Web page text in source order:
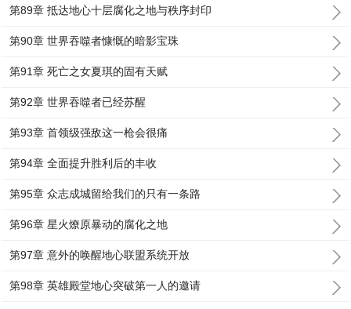
第89章 抵达地心十层腐化之地与秩序封印
第90章 世界吞噬者慷慨的暗影宝珠
第91章 死亡之女夏琪的固有天赋
第92章 世界吞噬者已经苏醒
第93章 首领级强敌这一枪会很痛
第94章 全面提升胜利后的丰收
第95章 众志成城留给我们的只有一条路
第96章 星火燎原暴动的腐化之地
第97章 意外的唤醒地心联盟系统开放
第98章 英雄殿堂地心突破第一人的邀请